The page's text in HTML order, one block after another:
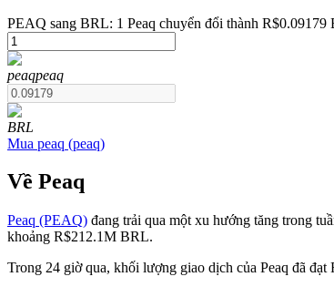
USDT Futures
Futures sử dụng USDT làm tài sản thế chấp
COIN-M Futures
PEAQ sang BRL: 1 Peaq chuyển đổi thành
peaqpeaq
BRL
Mua peaq (peaq)
Về Peaq
Peaq (PEAQ) đang trải qua một xu hướng tăng trong
khoảng R$212.1M BRL.
Trong 24 giờ qua, khối lượng giao dịch của Peaq đã